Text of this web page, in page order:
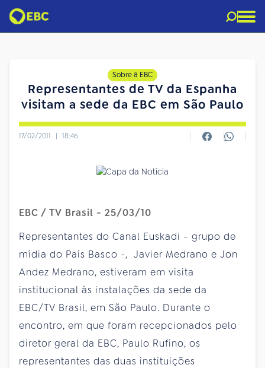
Sobre a EBC
Representantes de TV da Espanha
visitam a sede da EBC em São Paulo
17/02/2011 | 18:46
EBC / TV Brasil - 25/03/10
Representantes do Canal Euskadi - grupo de
mídia do País Basco -, Javier Medrano e Jon
Andez Medrano, estiveram em visita
institucional às instalações da sede da
EBC/TV Brasil, em São Paulo. Durante o
encontro, em que foram recepcionados pelo
diretor geral da EBC, Paulo Rufino, os
representantes das duas instituições